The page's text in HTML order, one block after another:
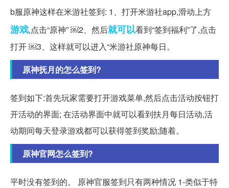
b服原神这样在米游社签到: 1、打开米游社app,滑动上方
游戏,点击“原神” ￼2、然后就可以看到“签到福利”了,点击
打开 ￼3、这样就可以进入“米游社原神每日。
原神抚月的怎么签到?
签到如下:首先玩家需要打开游戏菜单,然后点击活动按钮打
开活动的界面; 在活动界面中就可以看到扶月每日活动,活
动期间每天登录游戏都可以获得签到奖励;随着。
原神官网怎么签到?
平时没有签到的。 原神官服签到只有两种情况 1-类似于特